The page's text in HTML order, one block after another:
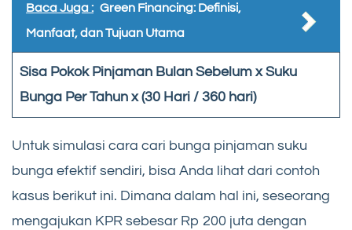
Baca Juga : Green Financing: Definisi,
Manfaat, dan Tujuan Utama
Sisa Pokok Pinjaman Bulan Sebelum x Suku
Bunga Per Tahun x (30 Hari / 360 hari)
Untuk simulasi cara cari bunga pinjaman suku
bunga efektif sendiri, bisa Anda lihat dari contoh
kasus berikut ini. Dimana dalam hal ini, seseorang
mengajukan KPR sebesar Rp 200 juta dengan